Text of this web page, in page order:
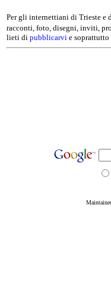
Per gli internettiani di Trieste e
racconti, foto, disegni, inviti,
lieti di pubblicarvi e soprattutto